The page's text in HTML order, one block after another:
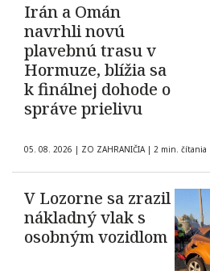
Irán a Omán
navrhli novú
plavebnú trasu v
Hormuze, blížia sa
k finálnej dohode o
správe prielivu
05. 08. 2026 | ZO ZAHRANIČIA | 2 min. čítania
V Lozorne sa zrazil
nákladný vlak s
osobným vozidlom